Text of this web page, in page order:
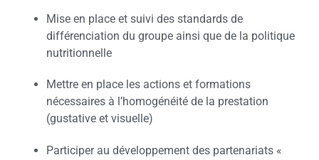
Mise en place et suivi des standards de
différenciation du groupe ainsi que de la politique
nutritionnelle
Mettre en place les actions et formations
nécessaires à l’homogénéité de la prestation
(gustative et visuelle)
Participer au développement des partenariats «